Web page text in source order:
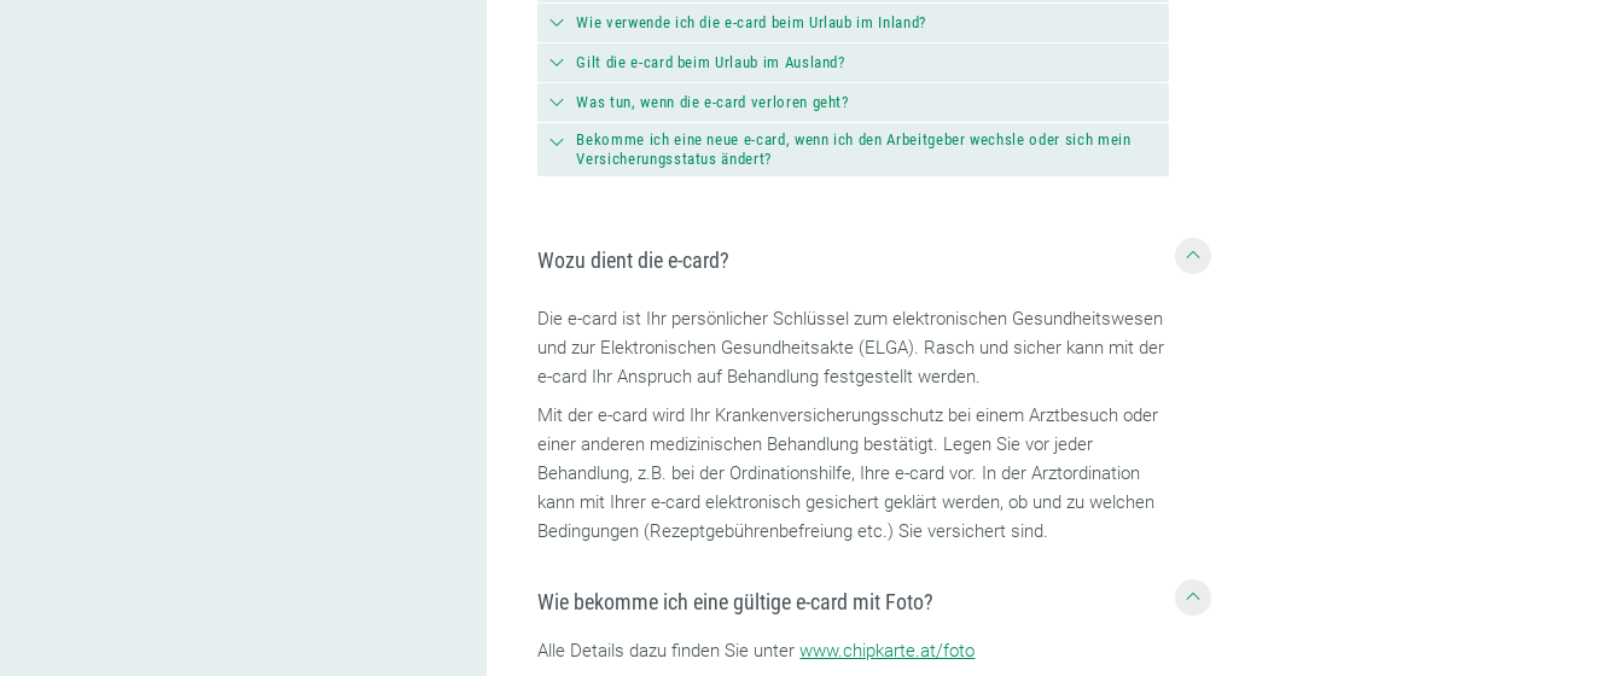
Wie verwende ich die e-card beim Urlaub im Inland?
Gilt die e-card beim Urlaub im Ausland?
Was tun, wenn die e-card verloren geht?
Bekomme ich eine neue e-card, wenn ich den Arbeitgeber wechsle oder sich mein
Versicherungsstatus ändert?
Wozu dient die e-card?
Die e-card ist Ihr persönlicher Schlüssel zum elektronischen Gesundheitswesen
und zur Elektronischen Gesundheitsakte (ELGA). Rasch und sicher kann mit der
e-card Ihr Anspruch auf Behandlung festgestellt werden.
Mit der e-card wird Ihr Krankenversicherungsschutz bei einem Arztbesuch oder
einer anderen medizinischen Behandlung bestätigt. Legen Sie vor jeder
Behandlung, z.B. bei der Ordinationshilfe, Ihre e-card vor. In der Arztordination
kann mit Ihrer e-card elektronisch gesichert geklärt werden, ob und zu welchen
Bedingungen (Rezeptgebührenbefreiung etc.) Sie versichert sind.
Wie bekomme ich eine gültige e-card mit Foto?
Alle Details dazu finden Sie unterwww.chipkarte.at/foto